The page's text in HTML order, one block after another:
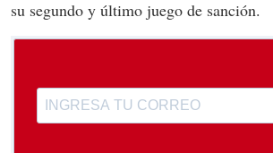
su segundo y último juego de sanción.